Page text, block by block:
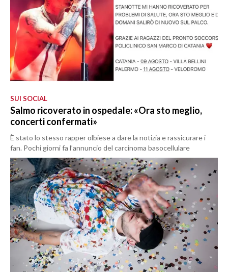
SUI SOCIAL
Salmo ricoverato in ospedale: «Ora sto meglio,
concerti confermati»
È stato lo stesso rapper olbiese a dare la notizia e rassicurare i
fan. Pochi giorni fa l’annuncio del carcinoma basocellulare